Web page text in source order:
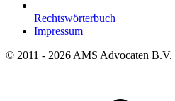
Rechtswörterbuch
Impressum
© 2011 - 2026 AMS Advocaten B.V.